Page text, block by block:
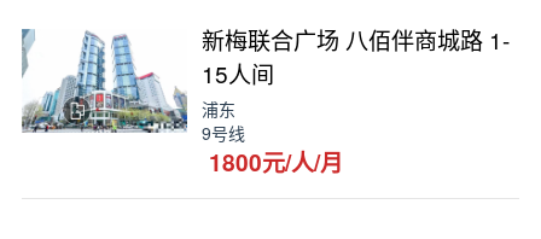
新梅联合广场 八佰伴商城路 1-
15人间
浦东
9号线
1800元/人/月